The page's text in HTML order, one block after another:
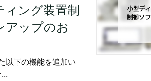
ング装置制
アップのお
以下の機能を追加い